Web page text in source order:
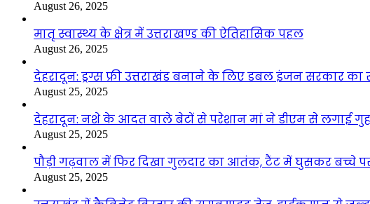
August 26, 2025
मातृ स्वास्थ्य के क्षेत्र में उत्तराखण्ड की ऐतिहासिक पहल
August 26, 2025
देहरादून: ड्रग्स फ्री उत्तराखंड बनाने के लिए डबल इंजन सरकार
August 25, 2025
देहरादून: नशे के आदत वाले बेटों से परेशान मां ने डीएम से लगाई
August 25, 2025
पौड़ी गढ़वाल में फिर दिखा गुलदार का आतंक, टैंट में घुसकर बच्चे
August 25, 2025